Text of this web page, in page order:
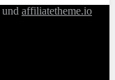
und affiliatetheme.io